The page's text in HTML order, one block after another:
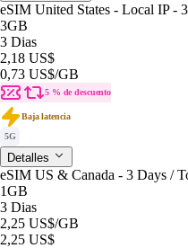
eSIM United States - Local IP -
3GB
3 Dias
2,18 US$
0,73 US$/GB
5 % de descuento
Baja latencia
5G
Detalles
eSIM US & Canada - 3 Days /
1GB
3 Dias
2,25 US$/GB
2,25 US$